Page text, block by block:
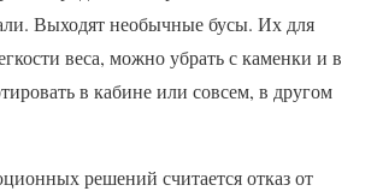
Выходят необычные бусы. Их для
веса, можно убрать с каменки и в
в кабине или совсем, в другом
решений считается отказ от